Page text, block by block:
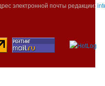
электронной почты редакции: